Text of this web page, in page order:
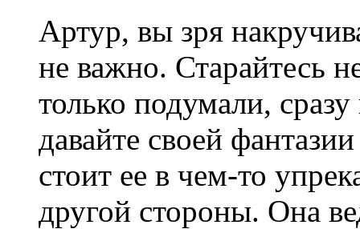
Артур, вы зря
не важно. Старайтесь
только подумали,
давайте своей
стоит ее в чем-то
другой стороны. Она